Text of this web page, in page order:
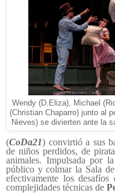
Wendy (D.Eliza), Michael
(Christian Chaparro) junto al
Nieves) se divierten ante la
(CoDa21) convirtió a sus
de niños perdidos, de
animales. Impulsada por
público y colmar la Sala
efectivamente los
complejidades técnicas de